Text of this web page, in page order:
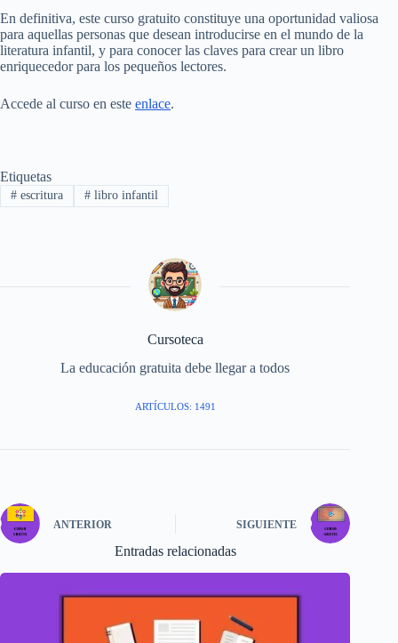
En definitiva, este curso gratuito constituye una oportunidad valiosa
para aquellas personas que desean introducirse en el mundo de la
literatura infantil, y para conocer las claves para crear un libro
enriquecedor para los pequeños lectores.
Accede al curso en este enlace.
Etiquetas
#escritura #libro infantil
Cursoteca
La educación gratuita debe llegar a todos
ARTÍCULOS: 1491
ANTERIOR SIGUIENTE
Entradas relacionadas